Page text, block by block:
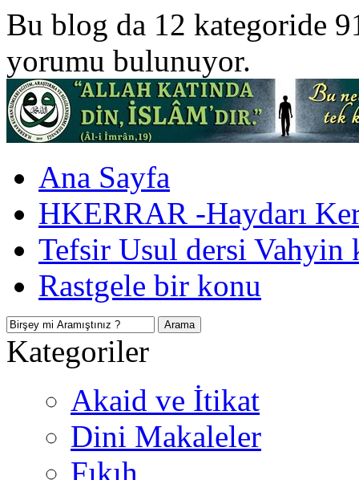
Bu blog da 12 kategoride
yorumu bulunuyor.
Ana Sayfa
HKERRAR -Haydarı
Tefsir Usul dersi Vahyin
Rastgele bir konu
Kategoriler
Akaid ve İtikat
Dini Makaleler
Fıkıh